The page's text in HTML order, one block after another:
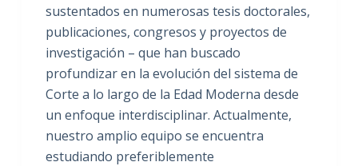
sustentados en numerosas tesis doctorales,
publicaciones, congresos y proyectos de
investigación – que han buscado
profundizar en la evolución del sistema de
Corte a lo largo de la Edad Moderna desde
un enfoque interdisciplinar. Actualmente,
nuestro amplio equipo se encuentra
estudiando preferiblemente